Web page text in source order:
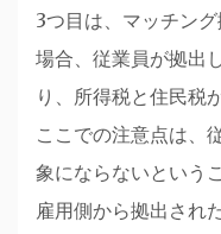
3つ目は、マッチン
場合、従業員が拠出
り、所得税と住民税
ここでの注意点は、
象にならないという
雇用側から拠出され